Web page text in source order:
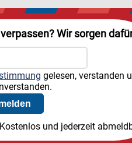
Wir sorgen
gelesen, verstanden
und jederzeit